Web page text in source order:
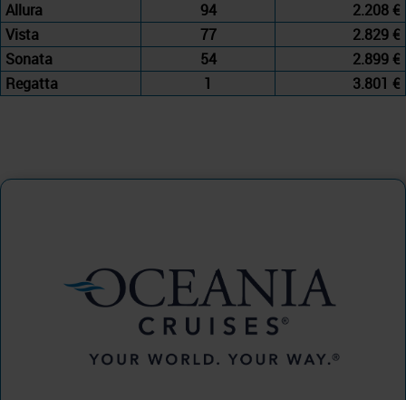
Allura
94
2.208 €
Vista
77
2.829 €
Sonata
54
2.899 €
Regatta
1 3.801 €